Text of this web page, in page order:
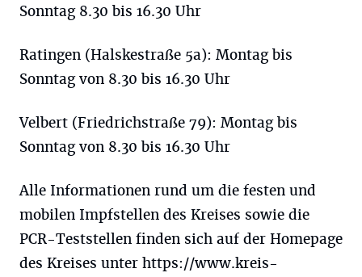
Sonntag 8.30 bis 16.30 Uhr
Ratingen (Halskestraße 5a): Montag bis
Sonntag von 8.30 bis 16.30 Uhr
Velbert (Friedrichstraße 79): Montag bis
Sonntag von 8.30 bis 16.30 Uhr
Alle Informationen rund um die festen und
mobilen Impfstellen des Kreises sowie die
PCR-Teststellen finden sich auf der Homepage
des Kreises unter https://www.kreis-